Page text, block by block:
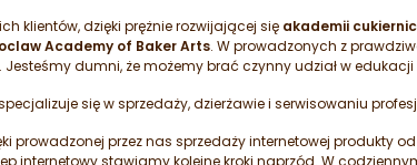
klientów, dzięki prężnie rozwijającej się akademii
Academy of Baker Arts. W prowadzonych z
Jesteśmy dumni, że możemy brać czynny udział w
się w sprzedaży, dzierżawie i serwisowaniu
prowadzonej przez nas sprzedaży internetowej produkty